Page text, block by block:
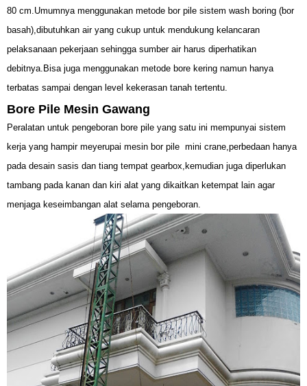
80 cm.Umumnya menggunakan metode bor pile sistem wash boring (bor
basah),dibutuhkan air yang cukup untuk mendukung kelancaran
pelaksanaan pekerjaan sehingga sumber air harus diperhatikan
debitnya.Bisa juga menggunakan metode bore kering namun hanya
terbatas sampai dengan level kekerasan tanah tertentu.
Bore Pile Mesin Gawang
Peralatan untuk pengeboran bore pile yang satu ini mempunyai sistem
kerja yang hampir meyerupai mesin bor pile mini crane,perbedaan hanya
pada desain sasis dan tiang tempat gearbox,kemudian juga diperlukan
tambang pada kanan dan kiri alat yang dikaitkan ketempat lain agar
menjaga keseimbangan alat selama pengeboran.